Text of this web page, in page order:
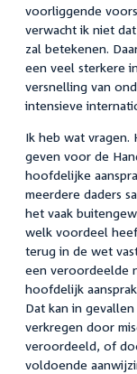
voorliggende
verwacht ik niet
zal betekenen.
een veel sterkere
versnelling van
intensieve
Ik heb wat
geven voor de
hoofdelijke
meerdere daders
het vaak
welk voordeel
terug in de wet
een veroordeelde
hoofdelijk
Dat kan in
verkregen door
veroordeeld, of
voldoende